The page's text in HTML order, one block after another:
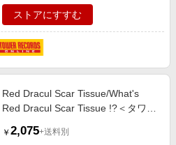
ストアにすすむ
Red Dracul Scar Tissue/What's
Red Dracul Scar Tissue !?＜タワー
￥ 2,075+送料別